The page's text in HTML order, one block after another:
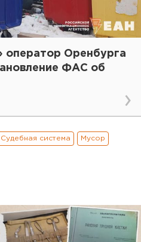
Оренбурга
ФАС об
Судебная система Мусор